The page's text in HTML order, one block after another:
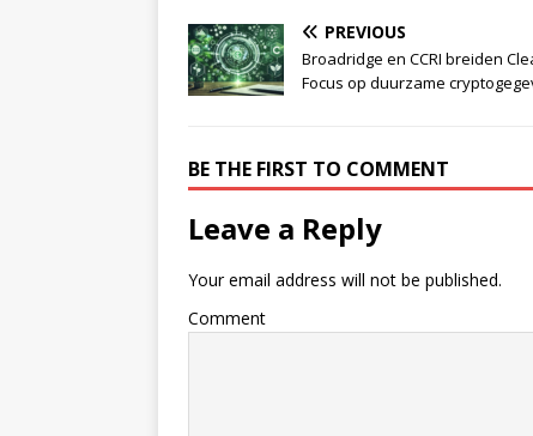
PREVIOUS
Broadridge en CCRI breiden
Focus op duurzame
BE THE FIRST TO COMMENT
Leave a Reply
Your email address will not be published.
Comment